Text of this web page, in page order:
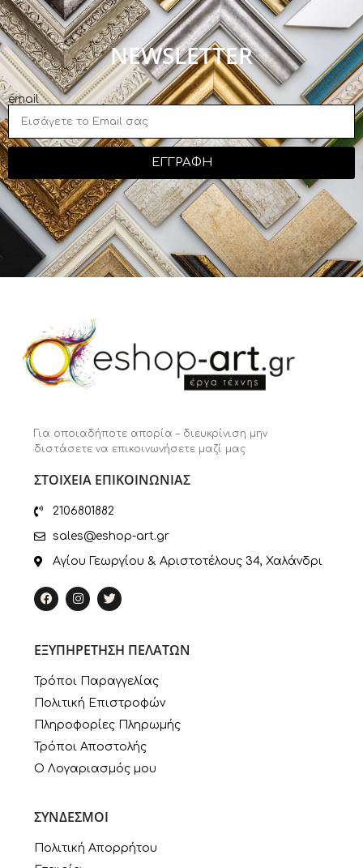
NEWSLETTER
email
ΕΓΓΡΑΦΗ
Για οποιαδήποτε απορία – διευκρίνιση μην
διστάσετε να επικοινωνήσετε μαζί μας
ΣΤΟΙΧΕΙΑ ΕΠΙΚΟΙΝΩΝΙΑΣ
2106801882
sales@eshop-art.gr
Αγίου Γεωργίου & Αριστοτέλους 34, Χαλάνδρι
ΕΞΥΠΗΡΕΤΗΣΗ ΠΕΛΑΤΩΝ
Τρόποι Παραγγελίας
Πολιτική Επιστροφών
Πληροφορίες Πληρωμής
Τρόποι Αποστολής
Ο Λογαριασμός μου
ΣΥΝΔΕΣΜΟΙ
Πολιτική Απορρήτου